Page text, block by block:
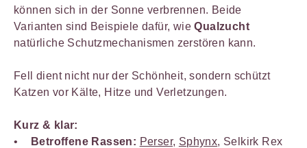
können sich in der Sonne verbrennen. Beide
Varianten sind Beispiele dafür, wieQualzucht
natürliche Schutzmechanismen zerstören kann.
Fell dient nicht nur der Schönheit, sondern schützt
Katzen vor Kälte, Hitze und Verletzungen.
Kurz & klar:
Betroffene Rassen: Perser, Sphynx, Selkirk Rex